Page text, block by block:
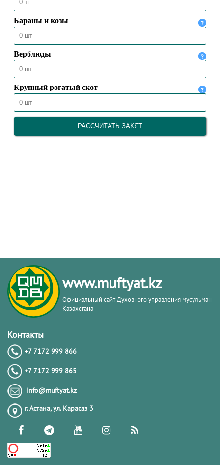
www.muftyat.kz
Официальный сайт Духовного управления мусульман
Казахстана
Контакты
+7 7172 999 866
+7 7172 999 865
info@muftyat.kz
г. Астана, ул. Карасаз 3